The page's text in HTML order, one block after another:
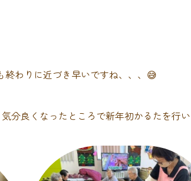
終わりに近づき早いですね、、、😅
分良くなったところで新年初かるたを行